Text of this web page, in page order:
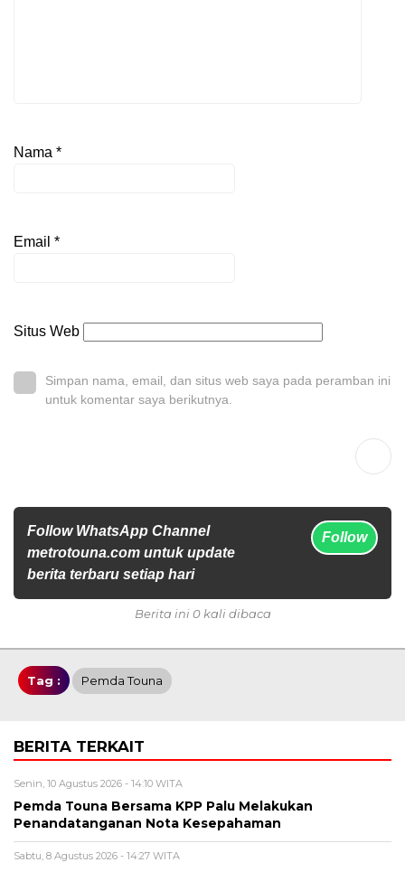
Nama *
Email *
Situs Web
Simpan nama, email, dan situs web saya pada peramban ini
untuk komentar saya berikutnya.
Follow WhatsApp Channel
metrotouna.com untuk update
berita terbaru setiap hari
Follow
Berita ini 0 kali dibaca
Tag : Pemda Touna
BERITA TERKAIT
Senin, 10 Agustus 2026 - 14:10 WITA
Pemda Touna Bersama KPP Palu Melakukan
Penandatanganan Nota Kesepahaman
Sabtu, 8 Agustus 2026 - 14:27 WITA